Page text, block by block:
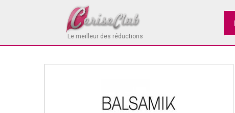
Le meilleur des réductions